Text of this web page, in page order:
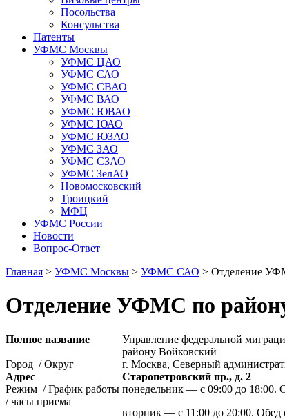
Посольства
Консульства
Патенты
УФМС Москвы
УФМС ЦАО
УФМС САО
УФМС СВАО
УФМС ВАО
УФМС ЮВАО
УФМС ЮАО
УФМС ЮЗАО
УФМС ЗАО
УФМС СЗАО
УФМС ЗелАО
Новомосковский
Троицкий
МФЦ
УФМС России
Новости
Вопрос-Ответ
Главная > УФМС Москвы > УФМС САО > Отделение
Отделение УФМС по
Полное название
Управление федеральной
району Войковский
Город / Округ
г. Москва, Северный
Адрес
Старопетровский пр., д. 2
Режим / График работы
/ часы приема
понедельник — с 09:00 до 18:00.
вторник — с 11:00 до 20:00. Обед